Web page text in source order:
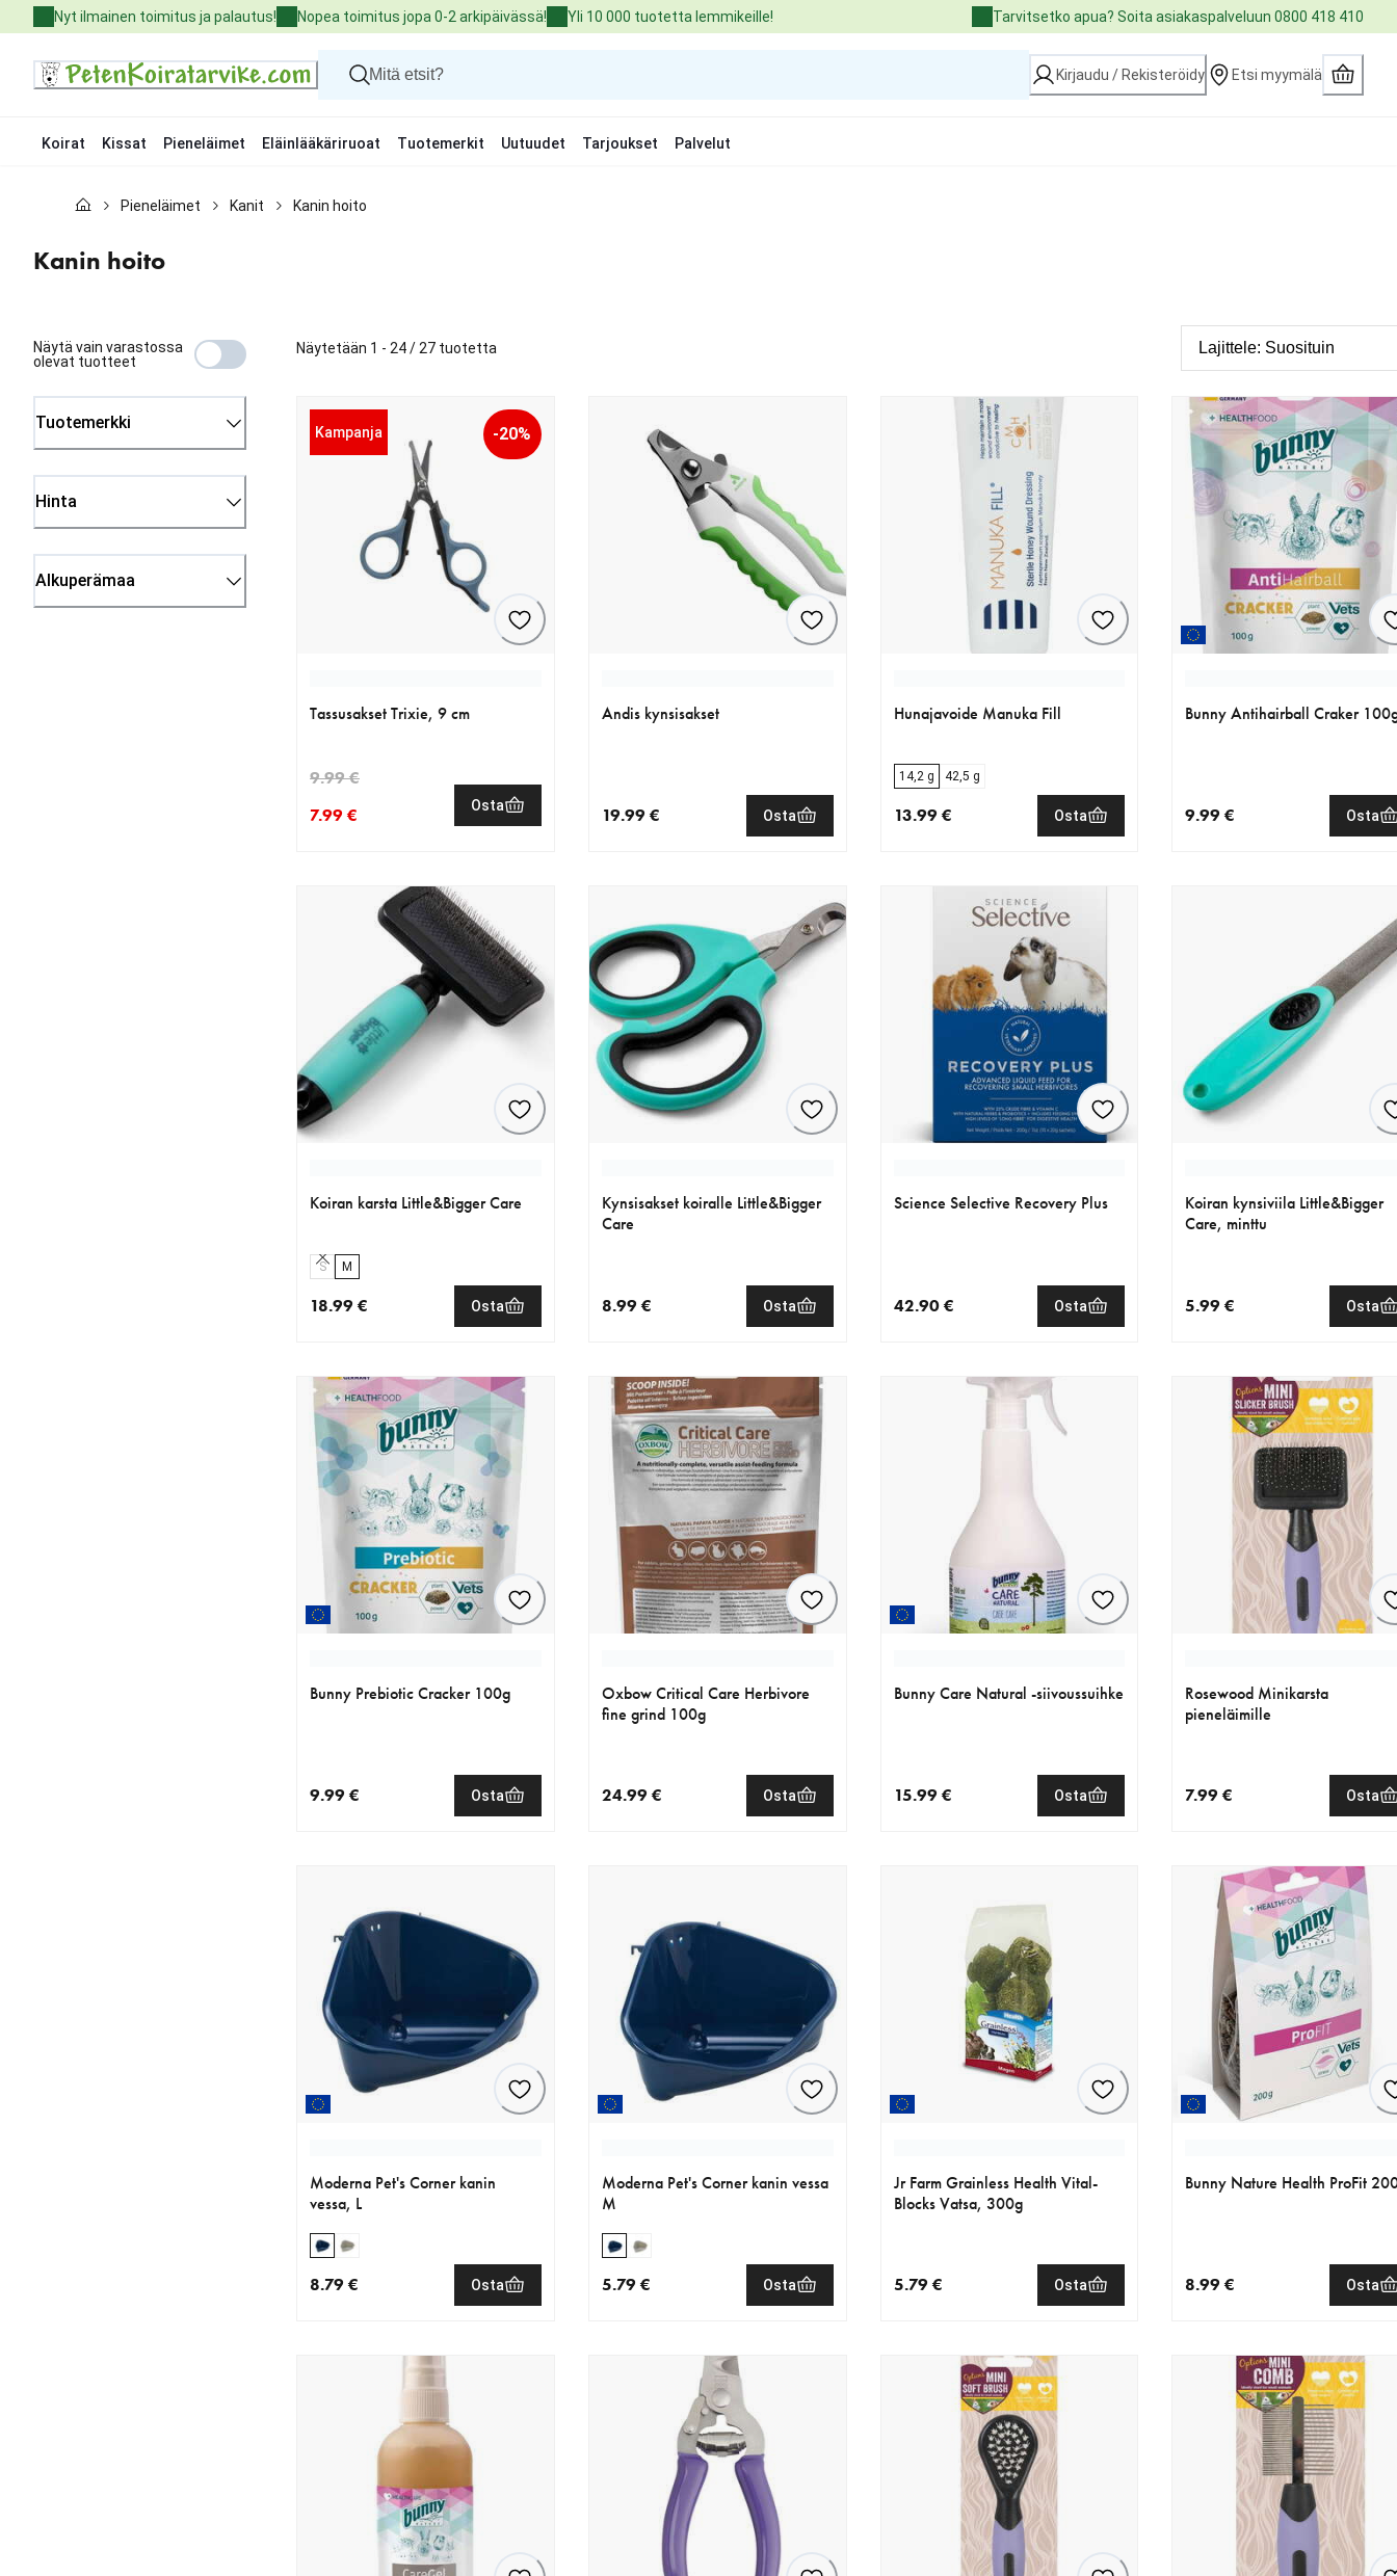
to
Nyt ilmainen toimitus ja palautus! Nopea toimitus jopa 0-2 arkipäivässä! Yli 10 000 tuotetta lemmikeille! Tarvitsetko apua? Soita asiakaspalveluun 0800 418 410
Kirjaudu / Rekisteröidy Etsi myymälä
Koirat Kissat Pieneläimet Eläinlääkäriruoat Tuotemerkit Uutuudet Tarjoukset Palvelut
Kissat
Eläinlääkäriruoat
Tuotemerkit
Palvelut
Pieneläimet Kanit Kanin hoito
Kanin hoito
Näytä vain varastossa
olevat tuotteet
Tuotemerkki
Hinta
Alkuperämaa
Näytetään 1 - 24 / 27 tuotetta
Kampanja -20%
Tassusakset Trixie, 9 cm
7.99 €
9.99 €
Osta
Andis kynsisakset
19.99 € Osta
Hunajavoide Manuka Fill
14,2 g 42,5 g
13.99 € Osta
Bunny Antihairball Craker
9.99 € Osta
Koiran karsta Little&Bigger Care
S M
18.99 € Osta
Kynsisakset koiralle Little&Bigger
Care
8.99 € Osta
Science Selective Recovery Plus
42.90 € Osta
Koiran kynsiviila Little&Bigger
Care, minttu
5.99 € Osta
Bunny Prebiotic Cracker 100g
9.99 € Osta
Oxbow Critical Care Herbivore
fine grind 100g
24.99 € Osta
Bunny Care Natural -siivoussuihke
15.99 € Osta
Rosewood Minikarsta
pieneläimille
7.99 € Osta
Moderna Pet's Corner kanin
vessa, L
8.79 € Osta
Moderna Pet's Corner kanin vessa
M
5.79 € Osta
Jr Farm Grainless Health Vital-
Blocks Vatsa, 300g
5.79 € Osta
Bunny Nature Health ProFit
8.99 € Osta